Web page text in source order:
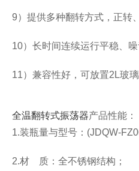
9）提供多种翻转方式，正转
10）长时间连续运行平稳、
11）兼容性好，可放置2L玻璃
全温翻转式振荡器产品性能：
1.装瓶量与型号： (JDQW-
2.材
质：全不锈钢结构；